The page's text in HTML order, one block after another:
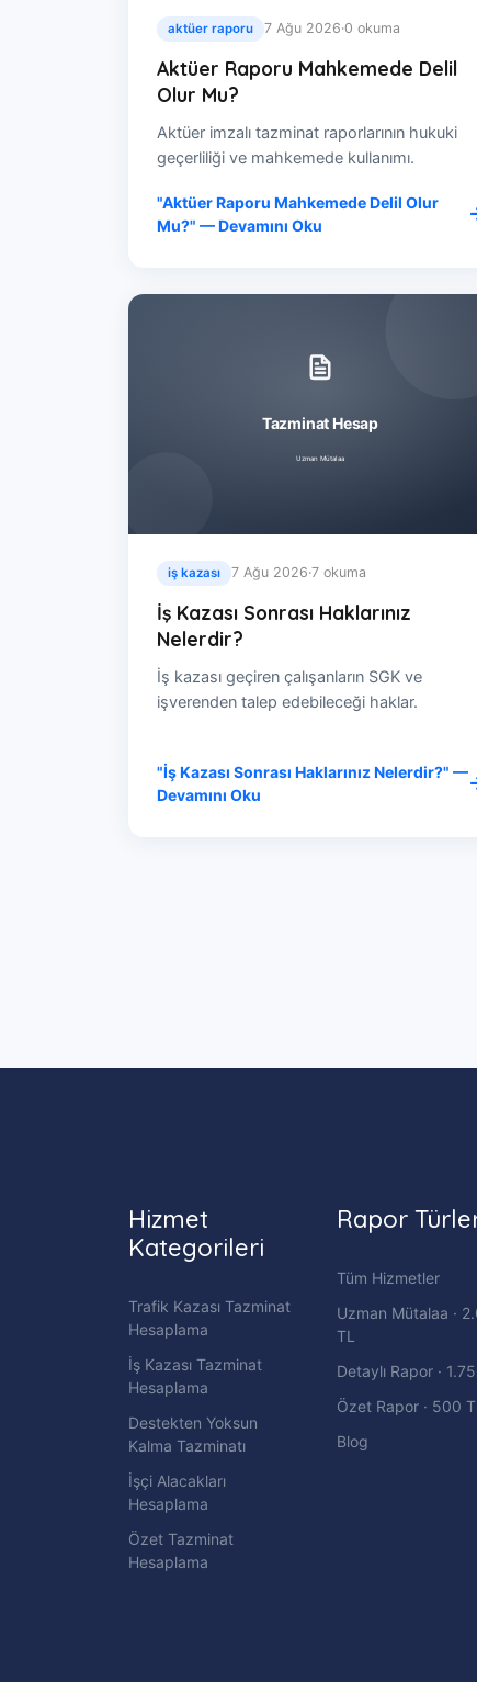
aktüer raporu 7 Ağu 2026·0 okuma
Aktüer Raporu Mahkemede Delil
Olur Mu?
Aktüer imzalı tazminat raporlarının hukuki
geçerliliği ve mahkemede kullanımı.
"Aktüer Raporu Mahkemede Delil Olur
Mu?" — Devamını Oku
iş kazası 7 Ağu 2026·7 okuma
İş Kazası Sonrası Haklarınız
Nelerdir?
İş kazası geçiren çalışanların SGK ve
işverenden talep edebileceği haklar.
"İş Kazası Sonrası Haklarınız Nelerdir?" —
Devamını Oku
Hizmet
Kategorileri
Trafik Kazası Tazminat
Hesaplama
İş Kazası Tazminat
Hesaplama
Destekten Yoksun
Kalma Tazminatı
İşçi Alacakları
Hesaplama
Özet Tazminat
Hesaplama
Rapor
Tüm Hizmetler
Uzman Mütalaa ·
TL
Detaylı Rapor ·
Özet Rapor · 500
Blog